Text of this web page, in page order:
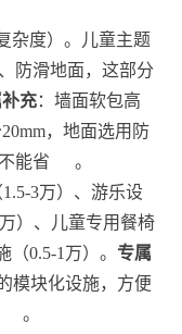
杂度）。儿童主题
防滑地面，这部分
充：墙面软包高
，地面选用防
能省
。
3万）、游乐设
）、儿童专用餐椅
0.5-1万）。 专属
模块化设施，方便
。